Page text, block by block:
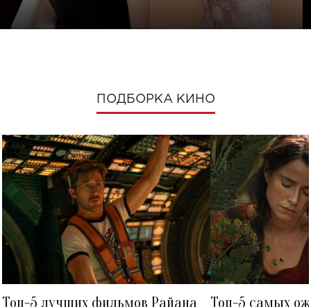
ПОДБОРКА КИНО
Топ-5 лучших фильмов Райана Топ-5 самых